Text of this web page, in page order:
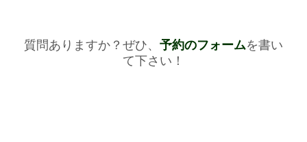
質問ありますか？ぜひ、 予約のフォームを書い
て下さい！